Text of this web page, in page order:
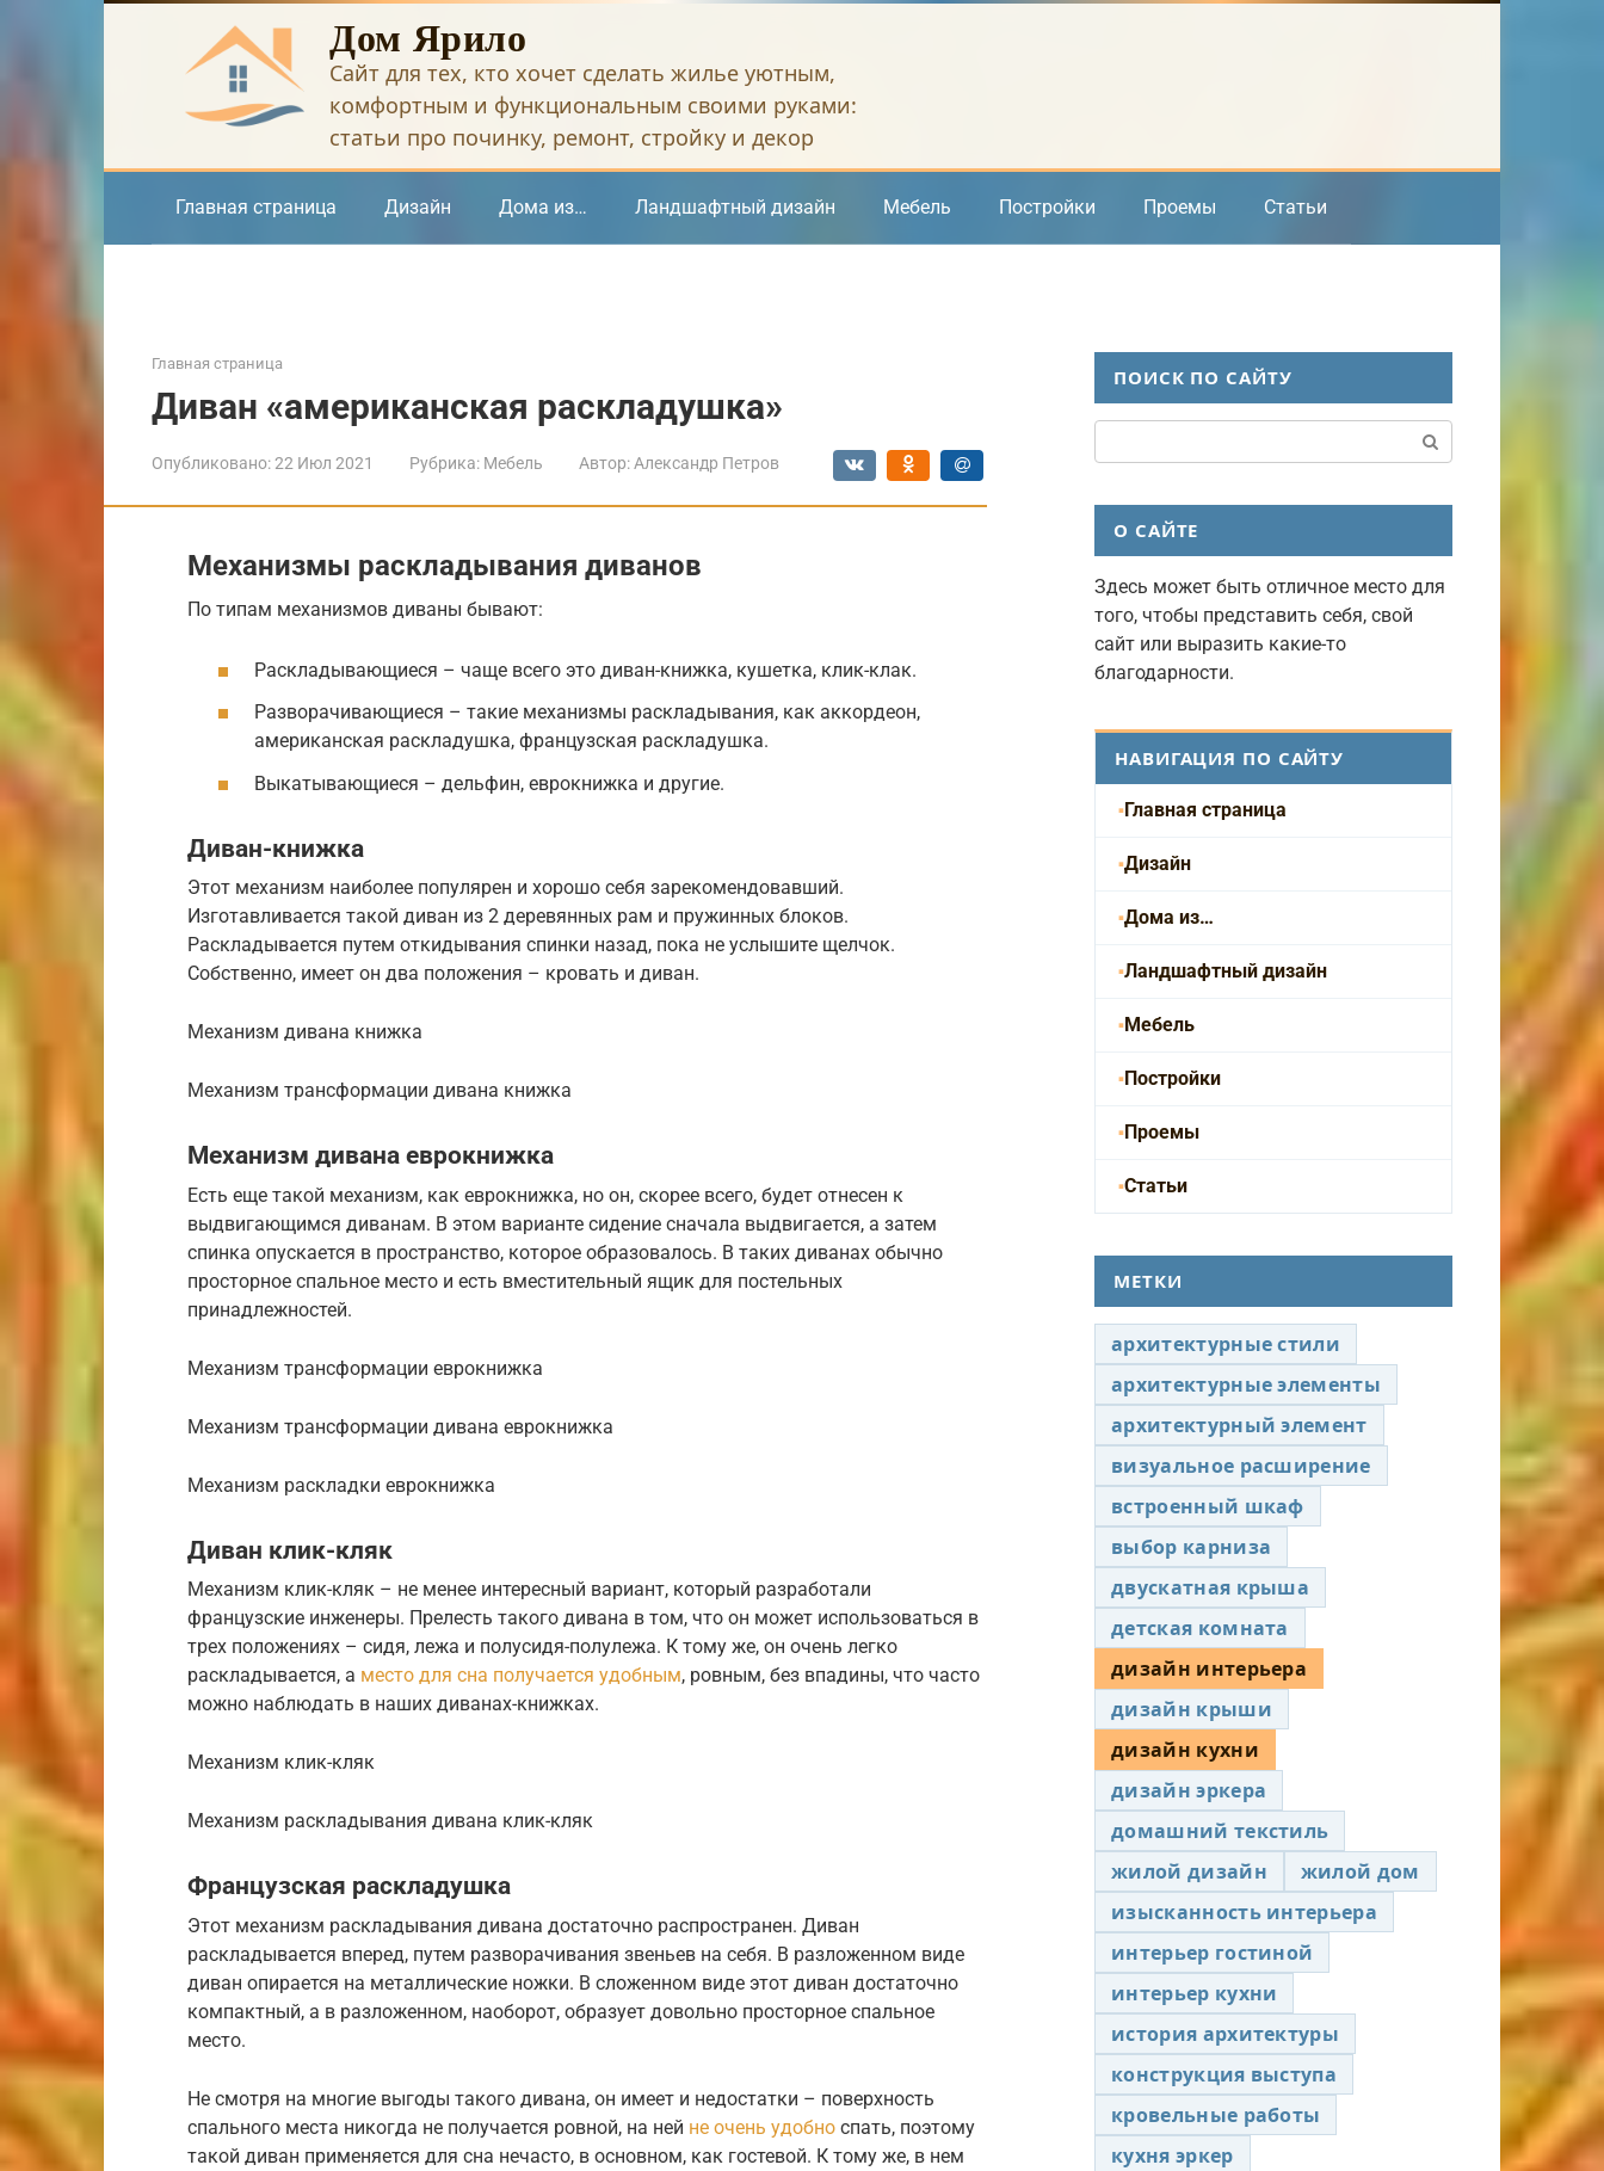
Дом Ярило
Сайт для тех, кто хочет сделать жилье уютным,
комфортным и функциональным своими руками:
статьи про починку, ремонт, стройку и декор
Главная страница Дизайн Дома из… Ландшафтный дизайн Мебель Постройки Проемы Статьи
Главная страница
Диван «американская раскладушка»
Опубликовано:22 Июл 2021 Рубрика: Мебель Автор: Александр Петров
Механизмы раскладывания диванов
По типам механизмов диваны бывают:
Раскладывающиеся – чаще всего это диван-книжка, кушетка, клик-клак.
Разворачивающиеся – такие механизмы раскладывания, как аккордеон,
американская раскладушка, французская раскладушка.
Выкатывающиеся – дельфин, еврокнижка и другие.
Диван-книжка
Этот механизм наиболее популярен и хорошо себя зарекомендовавший.
Изготавливается такой диван из 2 деревянных рам и пружинных блоков.
Раскладывается путем откидывания спинки назад, пока не услышите щелчок.
Собственно, имеет он два положения – кровать и диван.
Механизм дивана книжка
Механизм трансформации дивана книжка
Механизм дивана еврокнижка
Есть еще такой механизм, как еврокнижка, но он, скорее всего, будет отнесен к
выдвигающимся диванам. В этом варианте сидение сначала выдвигается, а затем
спинка опускается в пространство, которое образовалось. В таких диванах обычно
просторное спальное место и есть вместительный ящик для постельных
принадлежностей.
Механизм трансформации еврокнижка
Механизм трансформации дивана еврокнижка
Механизм раскладки еврокнижка
Диван клик-кляк
Механизм клик-кляк – не менее интересный вариант, который разработали
французские инженеры. Прелесть такого дивана в том, что он может использоваться в
трех положениях – сидя, лежа и полусидя-полулежа. К тому же, он очень легко
раскладывается, а место для сна получается удобным, ровным, без впадины, что часто
можно наблюдать в наших диванах-книжках.
Механизм клик-кляк
Механизм раскладывания дивана клик-кляк
Французская раскладушка
Этот механизм раскладывания дивана достаточно распространен. Диван
раскладывается вперед, путем разворачивания звеньев на себя. В разложенном виде
диван опирается на металлические ножки. В сложенном виде этот диван достаточно
компактный, а в разложенном, наоборот, образует довольно просторное спальное
место.
Не смотря на многие выгоды такого дивана, он имеет и недостатки – поверхность
спального места никогда не получается ровной, на ней не очень удобно спать, поэтому
такой диван применяется для сна нечасто, в основном, как гостевой. К тому же, в нем
ПОИСК ПО САЙТУ
О САЙТЕ
Здесь может быть отличное место для
того, чтобы представить себя, свой
сайт или выразить какие-то
благодарности.
НАВИГАЦИЯ ПО САЙТУ
Главная страница
Дизайн
Дома из…
Ландшафтный дизайн
Мебель
Постройки
Проемы
Статьи
МЕТКИ
архитектурные стили
архитектурные элементы
архитектурный элемент
визуальное расширение
встроенный шкаф
выбор карниза
двускатная крыша
детская комната
дизайн интерьера
дизайн крыши
дизайн кухни
дизайн эркера
домашний текстиль
жилой дизайн
жилой дом
изысканность интерьера
интерьер гостиной
интерьер кухни
история архитектуры
конструкция выступа
кровельные работы
кухня эркер